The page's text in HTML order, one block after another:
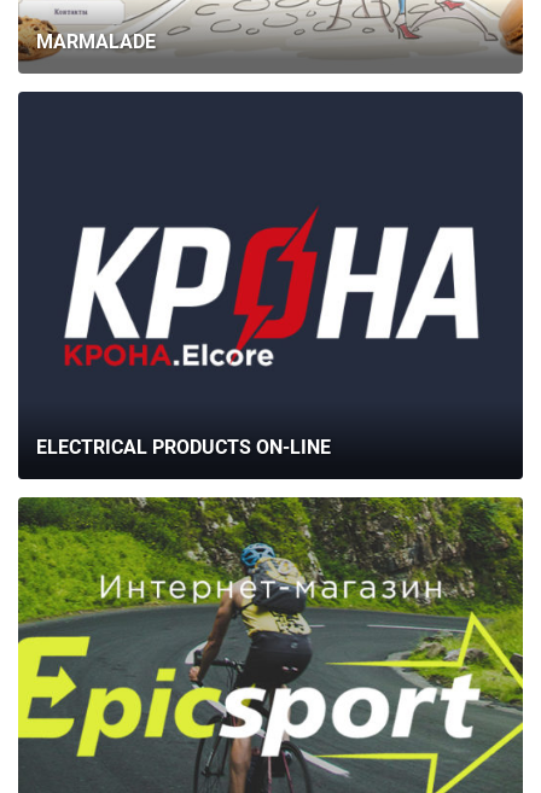
MARMALADE
ELECTRICAL PRODUCTS ON-LINE